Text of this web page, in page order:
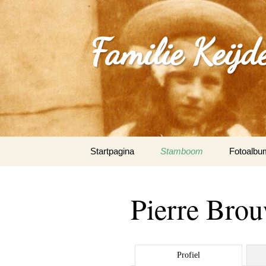
Familie
naar
Startpagina Stamboom
0_Joep
Pierre
Profiel